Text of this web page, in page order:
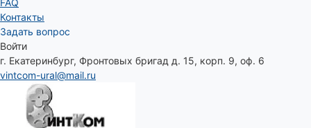
FAQ
Контакты
Задать вопрос
Войти
г. Екатеринбург, Фронтовых бригад д. 15, корп. 9, оф. 6
vintcom-ural@mail.ru